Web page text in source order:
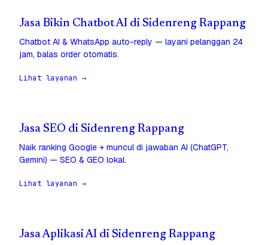
Jasa Bikin Chatbot AI di Sidenreng Rappang
Chatbot AI & WhatsApp auto-reply — layani pelanggan 24
jam, balas order otomatis.
Lihat layanan →
Jasa SEO di Sidenreng Rappang
Naik ranking Google + muncul di jawaban AI (ChatGPT,
Gemini) — SEO & GEO lokal.
Lihat layanan →
Jasa Aplikasi AI di Sidenreng Rappang